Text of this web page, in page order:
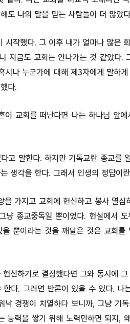
도 나의 말을 믿는 사람들이 더 많았
시작했다. 그 이후 내가 얼마나 많은
지금도 교회는 안나가는 것 같았다.
나 누군가에 대해 제3자에게 말하
다.
이 교회를 떠난다면 나는 하나님 앞
고 말한다. 하지만 기독교란 종교를
생각을 한다. 그래서 인생의 정답이
을 가지고 교회에 헌신하고 봉사 열
냥 종교중독일 뿐이었다. 현실에서
뿐이라는 것을 깨달은 것은 교회를
신하기로 결정했다면 그와 동시에
다. 그러면 반론이 있을 수 있다. 나
낙 경쟁이 치열하다 보니까, 그냥 기
능력을 쌓기 위해 노력만하면 되지,